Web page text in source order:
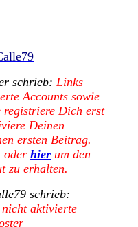
schrieb: Links
Accounts sowie
Dich erst
Deinen
ersten Beitrag.
oder hier um den
zu erhalten.
schrieb:
aktivierte